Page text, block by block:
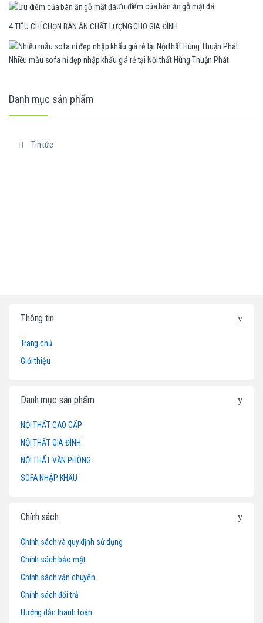
Ưu điểm của bàn ăn gỗ mặt đá
4 TIÊU CHÍ CHỌN BÀN ĂN CHẤT LƯỢNG CHO GIA ĐÌNH
Nhiều mẫu sofa nỉ đẹp nhập khẩu giá rẻ tại Nội thất Hùng Thuận Phát
Danh mục sản phẩm
Tin tức
Thông tin
Trang chủ
Giới thiệu
Danh mục sản phẩm
NỘI THẤT CAO CẤP
NỘI THẤT GIA ĐÌNH
NỘI THẤT VĂN PHÒNG
SOFA NHẬP KHẨU
Chính sách
Chính sách và quy định sử dụng
Chính sách bảo mật
Chính sách vận chuyển
Chính sách đổi trả
Hướng dẫn thanh toán